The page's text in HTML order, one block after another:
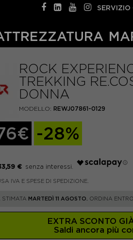
SERVIZIO
ROCK
TREKKING
DONNA
MODELLO: REWJ07861-0129
-28%
€
IVA E SPESE DI SPEDIZIONE.
MARTEDÌ 11 AGOSTO. ORDINA ENTRO
EXTRA SCONTO
Saldi ancora più